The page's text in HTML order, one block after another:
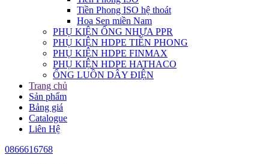
Tiền Phong ISO hệ thoát
Hoa Sen miền Nam
PHỤ KIỆN ỐNG NHỰA PPR
PHỤ KIỆN HDPE TIỀN PHONG
PHỤ KIỆN HDPE FINMAX
PHỤ KIỆN HDPE HATHACO
ỐNG LUỒN DÂY ĐIỆN
Trang chủ
Sản phẩm
Bảng giá
Catalogue
Liên Hệ
0866616768